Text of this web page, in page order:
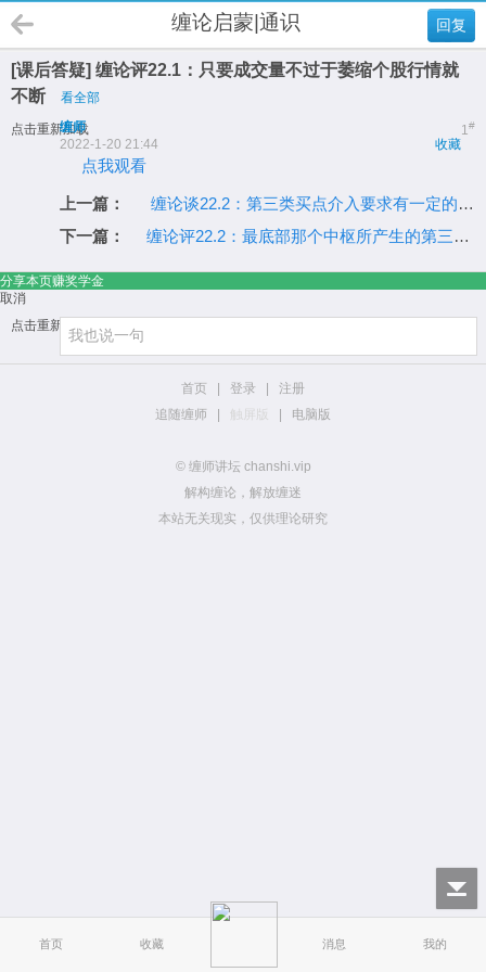
首页 收藏 消息 我的
回复
缠论启蒙|通识
[课后答疑] 缠论评22.1：只要成交量不过于萎缩个股行情就
不断
看全部
点击重新加载 1#
缠师
收藏
2022-1-20 21:44
点我观看
上一篇：
缠论谈22.2：第三类买点介入要求有一定的功力
下一篇：
缠论评22.2：最底部那个中枢所产生的第三类买点最有效
分享本页赚奖学金
取消
点击重新加载
首页 登录
注册
追随缠师
触屏版 电脑版
© 缠师讲坛 chanshi.vip
解构缠论，解放缠迷
本站无关现实，仅供理论研究